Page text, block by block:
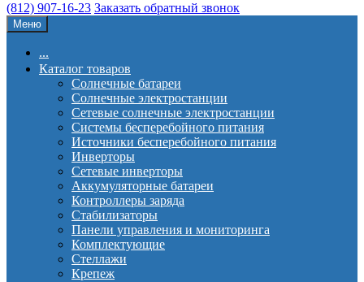
(812) 907-16-23 Заказать обратный звонок
Меню
...
Каталог товаров
Солнечные батареи
Солнечные электростанции
Сетевые солнечные электростанции
Системы бесперебойного питания
Источники бесперебойного питания
Инверторы
Сетевые инверторы
Аккумуляторные батареи
Контроллеры заряда
Стабилизаторы
Панели управления и мониторинга
Комплектующие
Стеллажи
Крепеж